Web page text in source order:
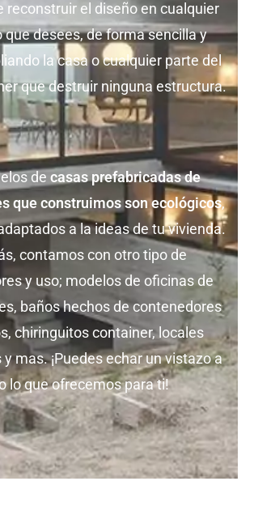
reconstruir el diseño en cualquier
desees, de forma sencilla y
la casa o cualquier parte del
que destruir ninguna estructura.
de casas prefabricadas de
que construimos son ecológicos,
a la ideas de tu vivienda.
contamos con otro tipo de
y uso; modelos de oficinas de
baños hechos de contenedores
chiringuitos container, locales
mas. ¡Puedes echar un vistazo a
lo que ofrecemos para ti!